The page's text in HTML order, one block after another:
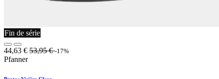
Fin de série
44,63 € 53,95€ -17%
Pfanner